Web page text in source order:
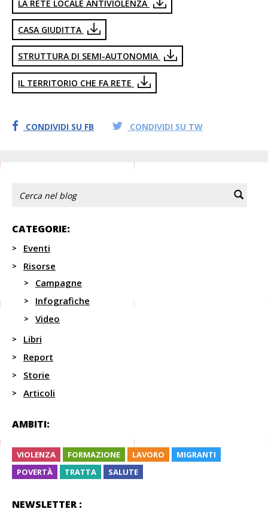
LA RETE LOCALE ANTIVIOLENZA
CASA GIUDITTA
STRUTTURA DI SEMI-AUTONOMIA
IL TERRITORIO CHE FA RETE
CONDIVIDI SU FB CONDIVIDI SU TW
CATEGORIE:
Eventi
Risorse
Campagne
Infografiche
Video
Libri
Report
Storie
Articoli
AMBITI:
VIOLENZA FORMAZIONE LAVORO
MIGRANTI
POVERTÀ
TRATTA SALUTE
NEWSLETTER :